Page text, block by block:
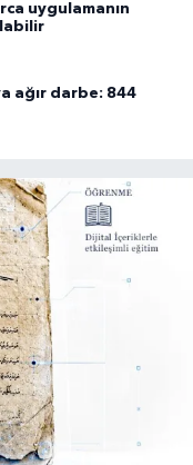
uygulamanın
ağır darbe: 844